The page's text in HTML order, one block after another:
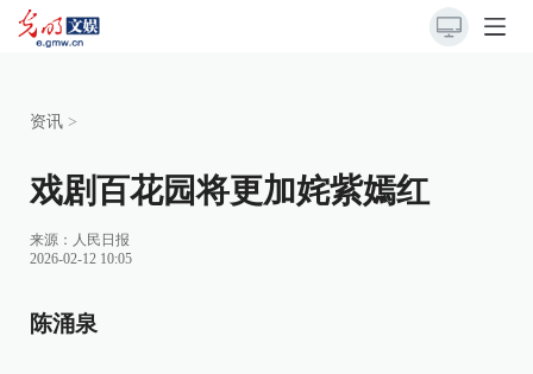
资讯 >
戏剧百花园将更加姹紫嫣红
来源： 人民日报
2026-02-12 10:05
陈涌泉